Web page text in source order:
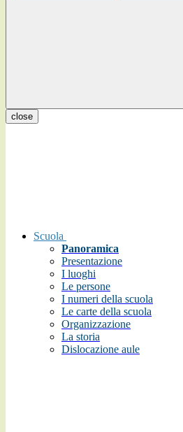
close
Scuola
Panoramica
Presentazione
I luoghi
Le persone
I numeri della scuola
Le carte della scuola
Organizzazione
La storia
Dislocazione aule